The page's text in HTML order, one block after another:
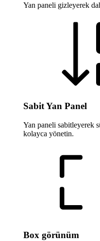
Yan paneli gizleyerek
Sabit Yan Panel
Yan paneli sabitleyerek
kolayca yönetin.
Box görünüm